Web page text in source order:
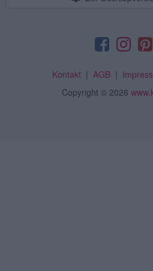
Kontakt| AGB|
Copyright © 2026